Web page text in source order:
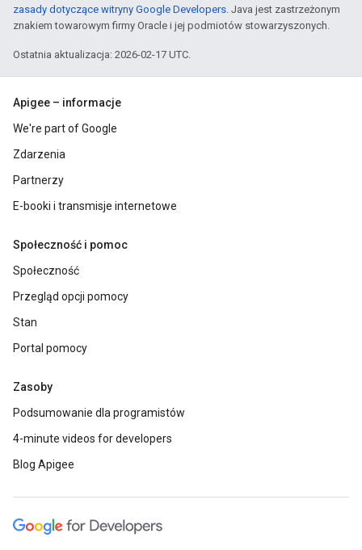
zasady dotyczące witryny Google Developers. Java jest zastrzeżonym
znakiem towarowym firmy Oracle i jej podmiotów stowarzyszonych.
Ostatnia aktualizacja: 2026-02-17 UTC.
Apigee – informacje
We're part of Google
Zdarzenia
Partnerzy
E-booki i transmisje internetowe
Społeczność i pomoc
Społeczność
Przegląd opcji pomocy
Stan
Portal pomocy
Zasoby
Podsumowanie dla programistów
4-minute videos for developers
Blog Apigee